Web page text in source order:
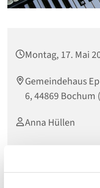
Montag, 17. Mai
Gemeindehaus
6, 44869
Anna Hüllen